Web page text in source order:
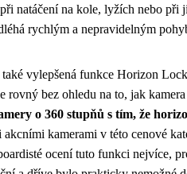
natáčení na kole, lyžích nebo při
rychlým a nepravidelným
vylepšená funkce Horizon
rovný bez ohledu na to, jak
o 360 stupňů s tím, že
akcními kamerami v této cenové
ocení tuto funkci nejvíce,